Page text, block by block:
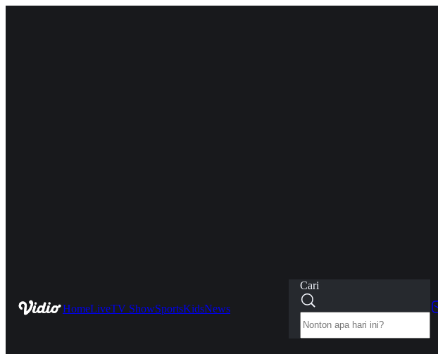
HomeLiveTV ShowSportsKidsNews
Cari